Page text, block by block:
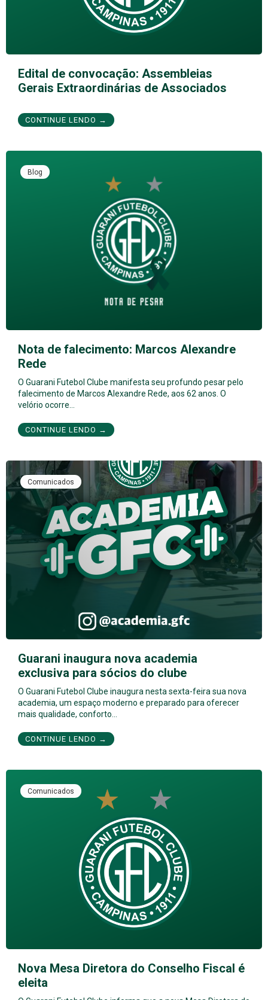
Edital de convocação: Assembleias
Gerais Extraordinárias de Associados
CONTINUE LENDO →
Blog
Nota de falecimento: Marcos Alexandre
Rede
O Guarani Futebol Clube manifesta seu profundo pesar pelo
falecimento de Marcos Alexandre Rede, aos 62 anos. O
velório ocorre…
CONTINUE LENDO →
Comunicados
Guarani inaugura nova academia
exclusiva para sócios do clube
O Guarani Futebol Clube inaugura nesta sexta-feira sua nova
academia, um espaço moderno e preparado para oferecer
mais qualidade, conforto…
CONTINUE LENDO →
Comunicados
Nova Mesa Diretora do Conselho Fiscal é
eleita